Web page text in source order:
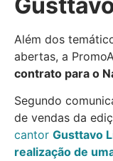
Além dos
abertas, a
contrato para o
Segundo
de vendas da
cantor Gusttavo
realização de